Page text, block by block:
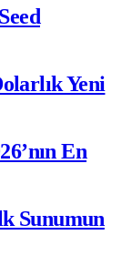
Yeni
En
Sunumun